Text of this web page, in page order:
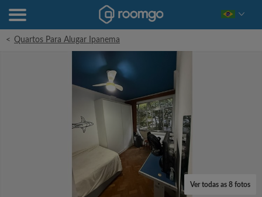
< Quartos Para Alugar Ipanema
Ver todas as 8 fotos